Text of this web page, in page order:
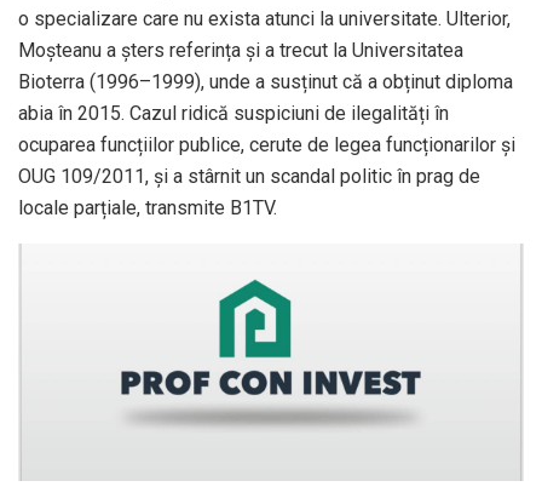
o specializare care nu exista atunci la universitate. Ulterior,
Moșteanu a șters referința și a trecut la Universitatea
Bioterra (1996–1999), unde a susținut că a obținut diploma
abia în 2015. Cazul ridică suspiciuni de ilegalități în
ocuparea funcțiilor publice, cerute de legea funcționarilor și
OUG 109/2011, și a stârnit un scandal politic în prag de
locale parțiale, transmite B1TV.